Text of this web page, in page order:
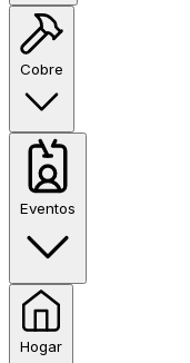
Cobre
Eventos
Hogar